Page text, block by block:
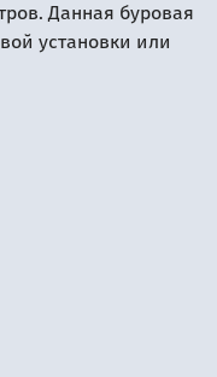
Данная буровая
установки или